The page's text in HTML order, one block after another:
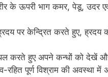
के ऊपरी भाग कमर, पेडू, उदर
पर केन्द्रित करते हुए, ह्रदय
करते हुए अपने कन्धों को देखें
रहित पूर्ण विश्राम की अवस्था